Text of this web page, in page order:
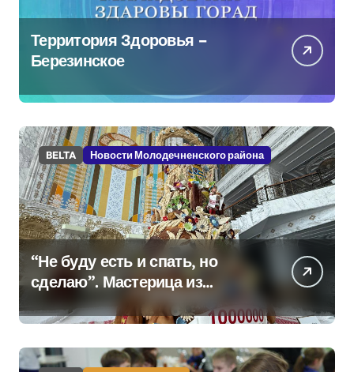
Территория Здоровья –
Березинское
BELTA Новости Молодечненского района
“Не буду есть и спать, но
сделаю”. Мастерица из
Молодечно о 50-
килограммовом каравае для
Дворца Независимости